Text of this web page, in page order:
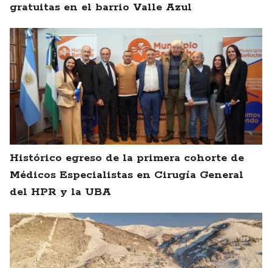
gratuitas en el barrio Valle Azul
Histórico egreso de la primera cohorte de
Médicos Especialistas en Cirugía General
del HPR y la UBA